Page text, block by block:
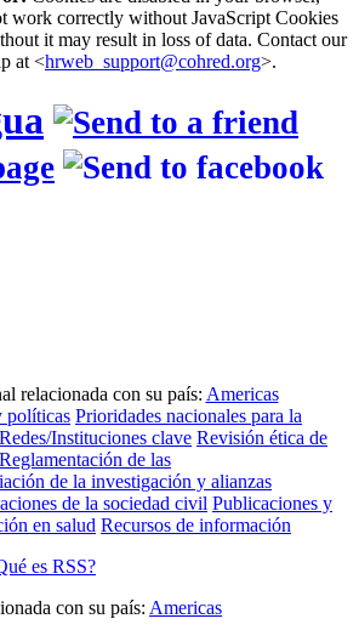
work correctly without JavaScript Cookies
it may result in loss of data. Contact our
at <hrweb_support@cohred.org>.
relacionada con su país: Americas
políticas Prioridades nacionales para la
Redes/Instituciones clave Revisión ética de
Reglamentación de las
de la investigación y alianzas
de la sociedad civil Publicaciones y
en salud Recursos de información
es RSS?
con su país: Americas